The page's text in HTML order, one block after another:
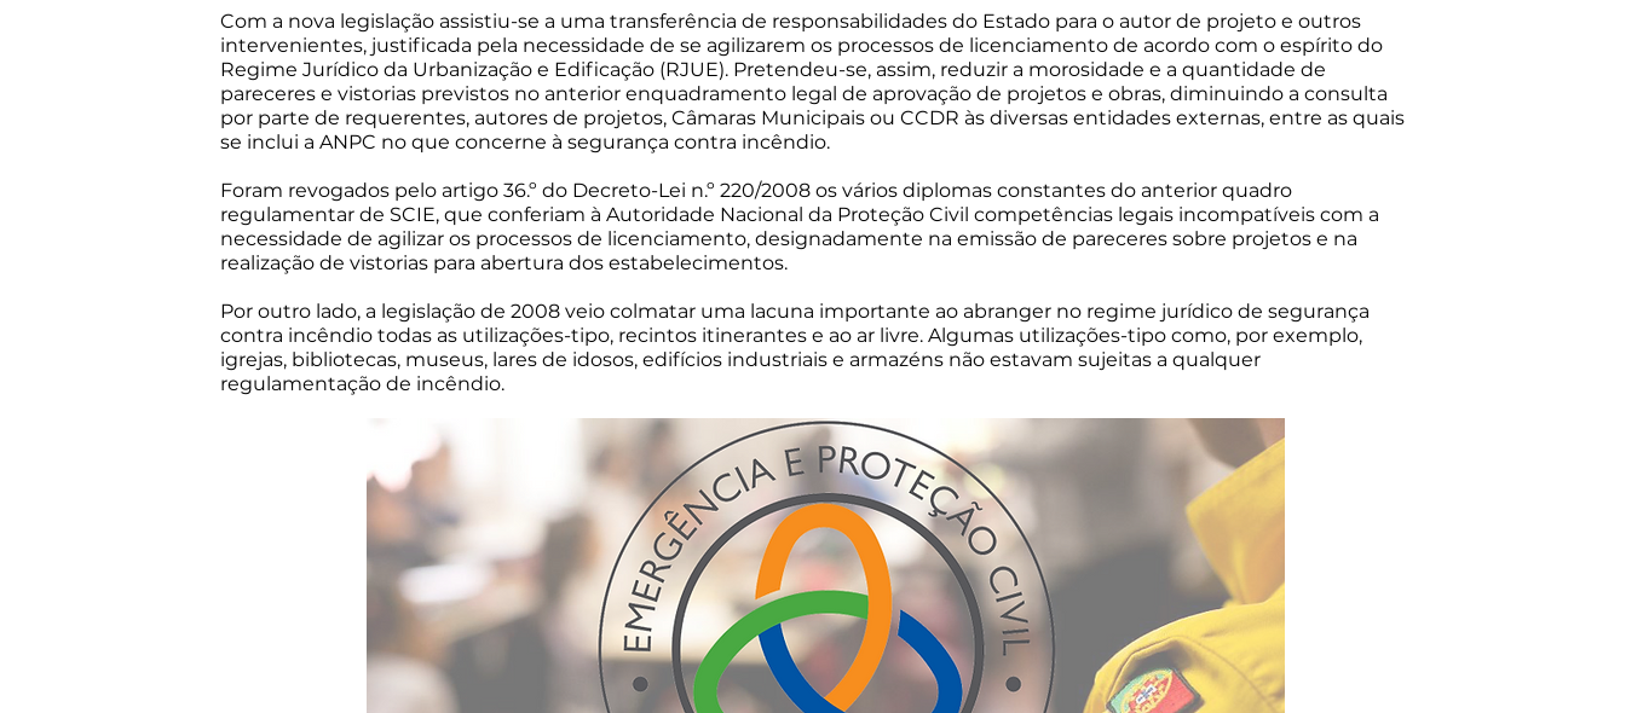
Com a nova legislação assistiu-se a uma transferência de responsabilidades do Estado para o autor de projeto e outros
intervenientes, justificada pela necessidade de se agilizarem os processos de licenciamento de acordo com o espírito do
Regime Jurídico da Urbanização e Edificação (RJUE). Pretendeu-se, assim, reduzir a morosidade e a quantidade de
pareceres e vistorias previstos no anterior enquadramento legal de aprovação de projetos e obras, diminuindo a consulta
por parte de requerentes, autores de projetos, Câmaras Municipais ou CCDR às diversas entidades externas, entre as quais
se inclui a ANPC no que concerne à segurança contra incêndio.
Foram revogados pelo artigo 36.º do Decreto-Lei n.º 220/2008 os vários diplomas constantes do anterior quadro
regulamentar de SCIE, que conferiam à Autoridade Nacional da Proteção Civil competências legais incompatíveis com a
necessidade de agilizar os processos de licenciamento, designadamente na emissão de pareceres sobre projetos e na
realização de vistorias para abertura dos estabelecimentos.
Por outro lado, a legislação de 2008 veio colmatar uma lacuna importante ao abranger no regime jurídico de segurança
contra incêndio todas as utilizações-tipo, recintos itinerantes e ao ar livre. Algumas utilizações-tipo como, por exemplo,
igrejas, bibliotecas, museus, lares de idosos, edifícios industriais e armazéns não estavam sujeitas a qualquer
regulamentação de incêndio.